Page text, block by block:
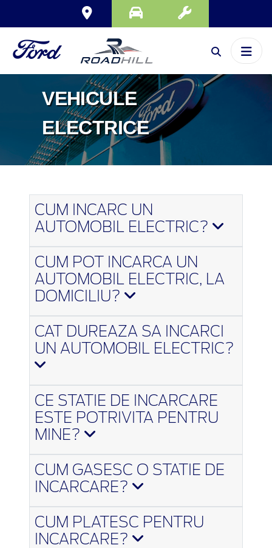
VEHICULE
ELECTRICE
CUM INCARC UN
AUTOMOBIL ELECTRIC?
CUM POT INCARCA UN
AUTOMOBIL ELECTRIC, LA
DOMICILIU?
CAT DUREAZA SA INCARCI
UN AUTOMOBIL ELECTRIC?
CE STATIE DE INCARCARE
ESTE POTRIVITA PENTRU
MINE?
CUM GASESC O STATIE DE
INCARCARE?
CUM PLATESC PENTRU
INCARCARE?